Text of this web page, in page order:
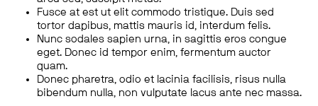
Fusce at est ut elit commodo tristique. Duis sed
tortor dapibus, mattis mauris id, interdum felis.
Nunc sodales sapien urna, in sagittis eros congue
eget. Donec id tempor enim, fermentum auctor
quam.
Donec pharetra, odio et lacinia facilisis, risus nulla
bibendum nulla, non vulputate lacus ante nec massa.